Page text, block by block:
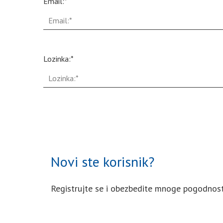
Lozinka:*
Novi ste korisnik?
Registrujte se i obezbedite mnoge